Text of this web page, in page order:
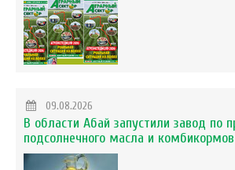
09.08.2026
В области Абай запустили завод по
подсолнечного масла и комбикормов